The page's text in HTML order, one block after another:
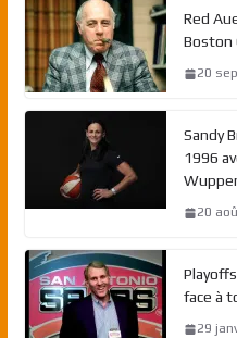
Red
Boston
20
Sandy
1996
20
face à
29